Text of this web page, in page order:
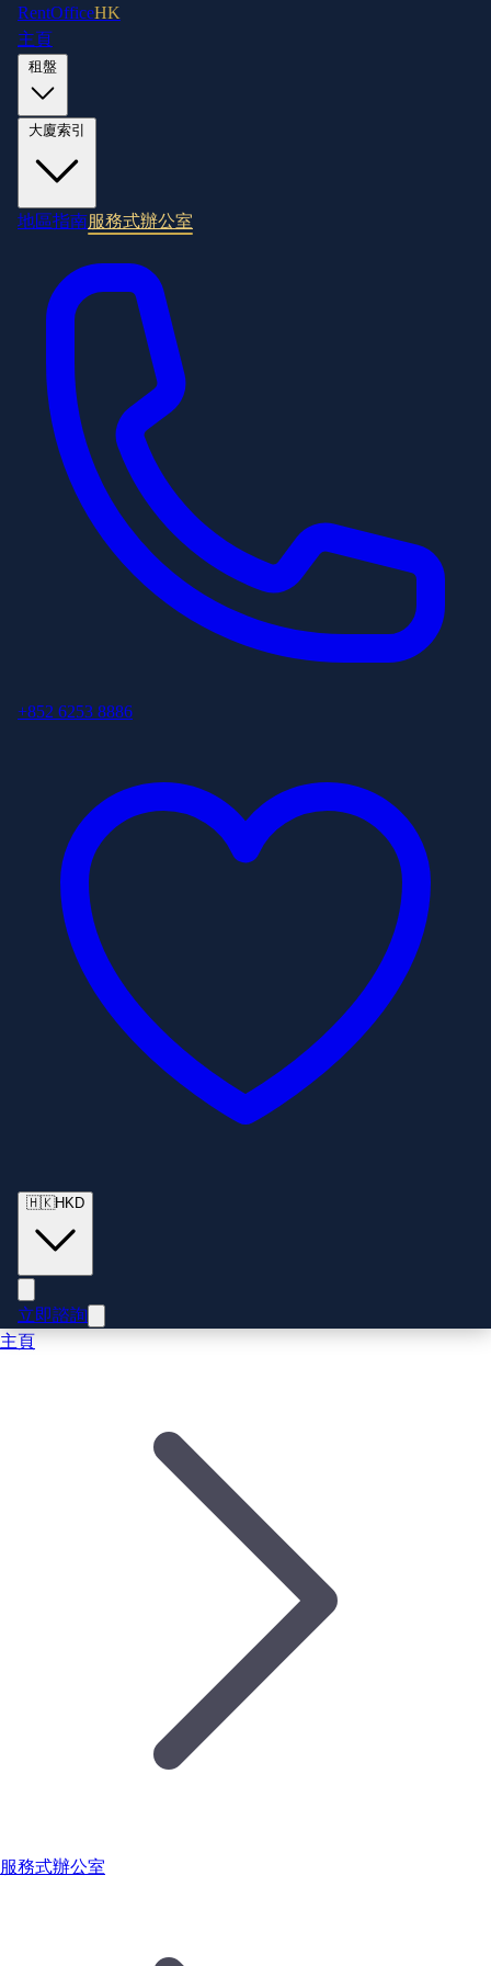
RentOfficeHK
主頁
地區指南服務式辦公室
+852 6253 8886
🇭🇰HKD
立即諮詢
主頁
服務式辦公室